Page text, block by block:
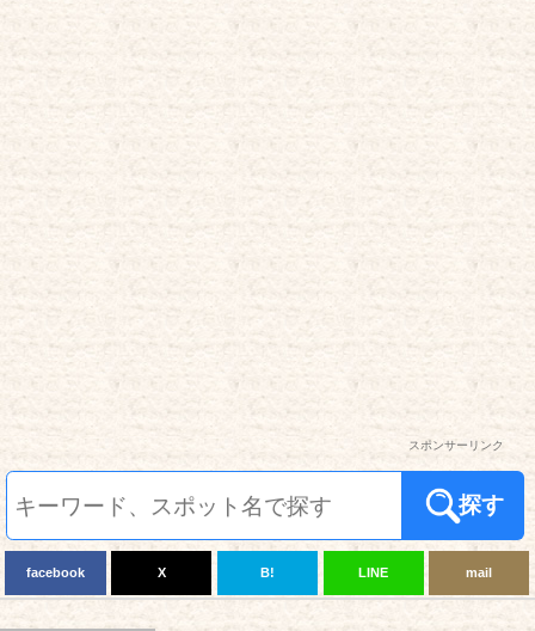
スポンサーリンク
探す
facebook X B! LINE mail